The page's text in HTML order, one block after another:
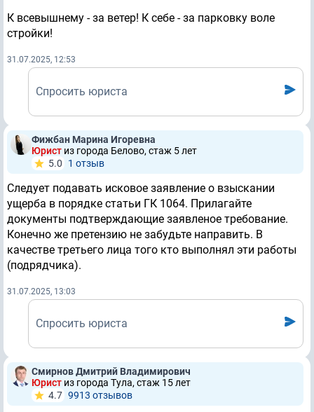
К всевышнему - за ветер! К себе - за парковку воле
стройки!
31.07.2025, 12:53
Спросить юриста
Фижбан Марина Игоревна
Юрист из города Белово, стаж 5 лет
5.0
1 отзыв
Следует подавать исковое заявление о взыскании
ущерба в порядке статьи ГК 1064. Прилагайте
документы подтверждающие заявленое требование.
Конечно же претензию не забудьте направить. В
качестве третьего лица того кто выполнял эти работы
(подрядчика).
31.07.2025, 13:03
Спросить юриста
Смирнов Дмитрий Владимирович
Юрист из города Тула, стаж 15 лет
4.7 9913 отзывов